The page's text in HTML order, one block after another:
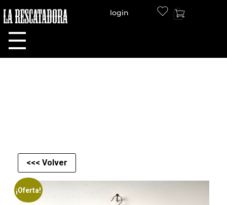
LA RESCATADORA
login
<<< Volver
¡Oferta!